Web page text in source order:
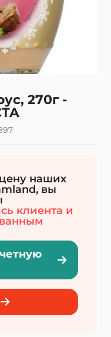
270г -
наших
вы
клиента и